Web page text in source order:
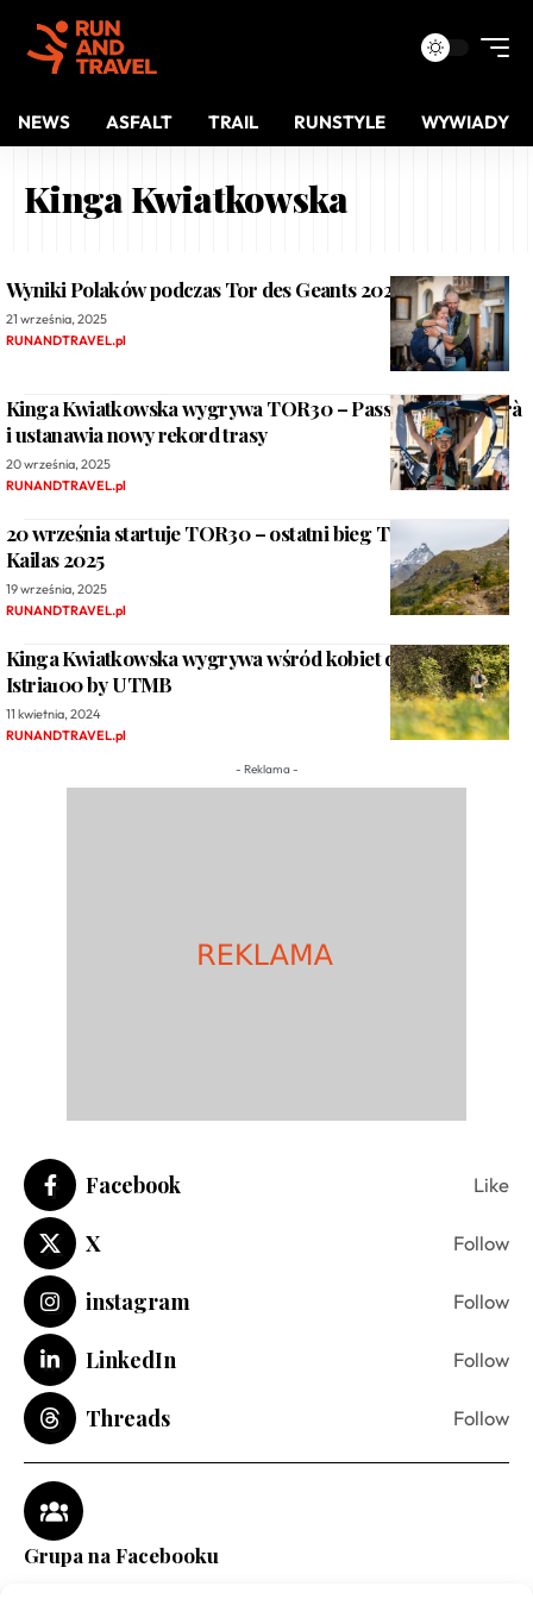
NEWS ASFALT TRAIL RUNSTYLE WYWIADY
Kinga Kwiatkowska
Wyniki Polaków podczas Tor des Geants 2025
21 września, 2025
RUNANDTRAVEL.pl
Kinga Kwiatkowska wygrywa TOR30 – Passage au Malatrà
i ustanawia nowy rekord trasy
20 września, 2025
RUNANDTRAVEL.pl
20 września startuje TOR30 – ostatni bieg TORX with
Kailas 2025
19 września, 2025
RUNANDTRAVEL.pl
Kinga Kwiatkowska wygrywa wśród kobiet dystans 21 km
Istria100 by UTMB
11 kwietnia, 2024
RUNANDTRAVEL.pl
- Reklama -
Facebook Like
X Follow
instagram Follow
LinkedIn Follow
Threads Follow
Grupa na Facebooku